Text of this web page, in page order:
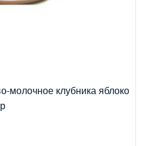
молочное клубника яблоко